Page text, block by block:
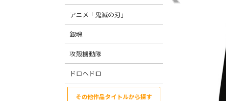
アニメ「鬼滅の刃」
銀魂
攻殻機動隊
ドロヘドロ
その他作品タイトルから探す